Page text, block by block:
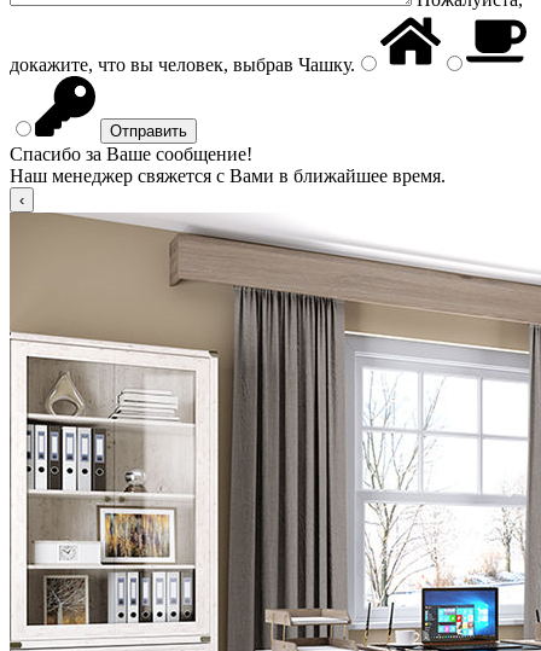
докажите, что вы человек, выбрав Чашку.
Спасибо за Ваше сообщение!
Наш менеджер свяжется с Вами в ближайшее время.